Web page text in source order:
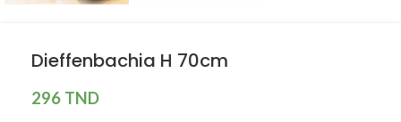
Dieffenbachia H 70cm
296 TND